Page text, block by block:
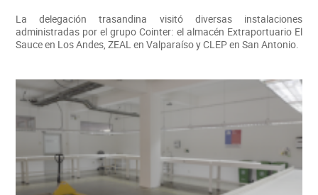
La delegación trasandina visitó diversas instalaciones
administradas por el grupo Cointer: el almacén Extraportuario El
Sauce en Los Andes, ZEAL en Valparaíso y CLEP en San Antonio.